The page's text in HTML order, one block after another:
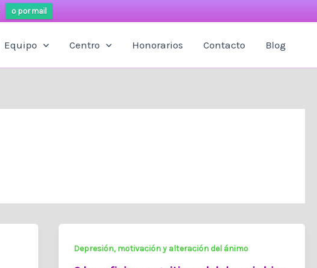
o por mail
Equipo Centro Honorarios Contacto Blog
Depresión, motivación y alteración del ánimo